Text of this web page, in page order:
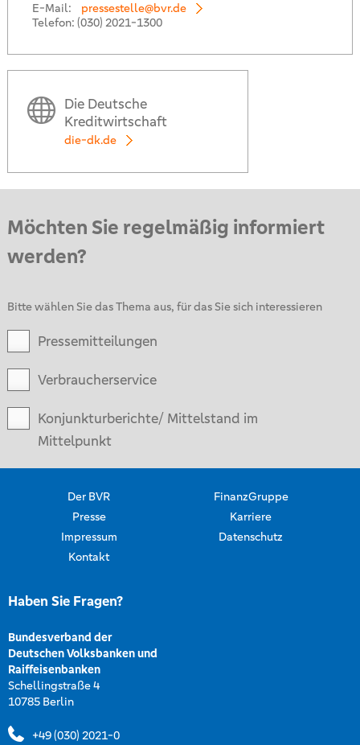
E-Mail:
pressestelle@bvr.de
Telefon: (030) 2021-1300
Die Deutsche
Kreditwirtschaft
die-dk.de
Möchten Sie regelmäßig informiert
werden?
Bitte wählen Sie das Thema aus, für das Sie sich interessieren
Pressemitteilungen
Verbraucherservice
Konjunkturberichte/ Mittelstand im
Mittelpunkt
Der BVR
FinanzGruppe
Presse
Karriere
Impressum
Datenschutz
Kontakt
Haben Sie Fragen?
Bundesverband der
Deutschen Volksbanken und
Raiffeisenbanken
Schellingstraße 4
10785 Berlin
+49 (030) 2021-0